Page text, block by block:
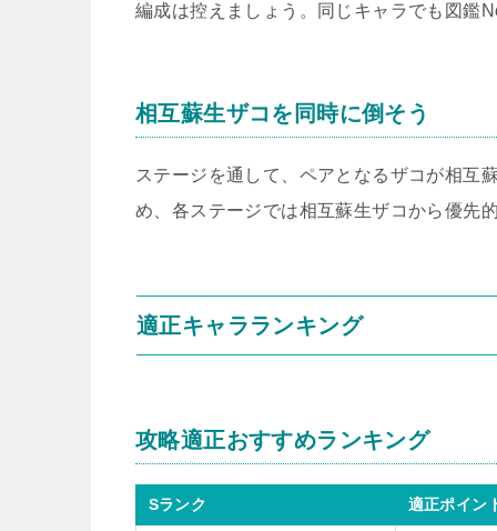
編成は控えましょう。同じキャラでも図鑑
相互蘇生ザコを同時に倒そう
ステージを通して、ペアとなるザコが相互
め、各ステージでは相互蘇生ザコから優先
適正キャラランキング
攻略適正おすすめランキング
Sランク 適正ポイン